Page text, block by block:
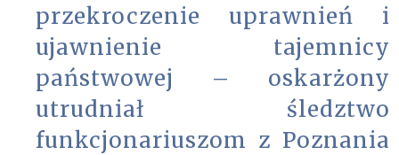
przekroczenie uprawnień i
ujawnienie tajemnicy
państwowej – oskarżony
utrudniał śledztwo
funkcjonariuszom z Poznania